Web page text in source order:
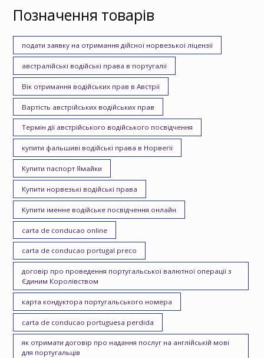
Позначення товарів
подати заявку на отримання дійсної норвезької ліцензії
австралійські водійські права в португалії
Вік отримання водійських прав в Австрії
Вартість австрійських водійських прав
Термін дії австрійського водійського посвідчення
купити фальшиві водійські права в Норвегії
Купити паспорт Ямайки
Купити норвезькі водійські права
Купити іменне водійське посвідчення онлайн
carta de conducao online
carta de conducao portugal preco
договір про проведення португальської валютної операції з
Єдиним Королівством
карта кондуктора португальського номера
carta de conducao portuguesa perdida
як отримати договір про надання послуг на англійській мові
для португальців